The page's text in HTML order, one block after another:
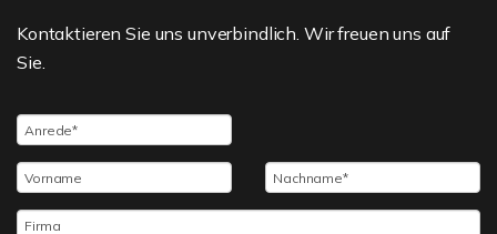
Kontaktieren Sie uns unverbindlich. Wir freuen uns auf
Sie.